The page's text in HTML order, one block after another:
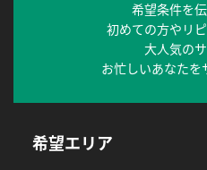
希望条件を
初めての方やリ
大人気のサ
お忙しいあなたを
希望エリア